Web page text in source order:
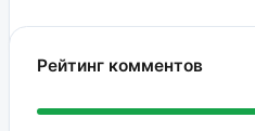
Рейтинг комментов